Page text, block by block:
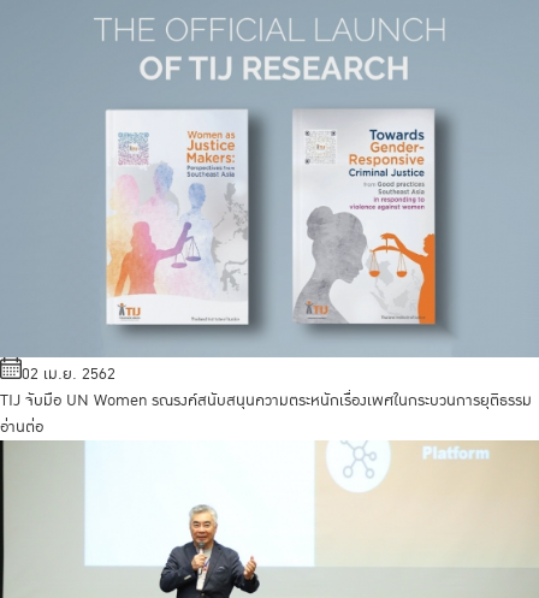
02 เม.ย. 2562
TIJ จับมือ UN Women รณรงค์สนับสนุนความตระหนักเรื่องเพศในกระบวนการยุติธรรม
อ่านต่อ